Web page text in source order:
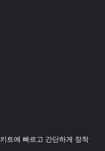
트에 빠르고 간단하게 장착